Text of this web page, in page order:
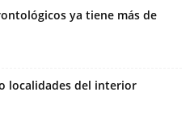
ya tiene más de
localidades del interior